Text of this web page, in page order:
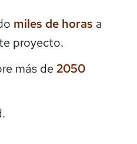
miles de horas a
proyecto.
más de 2050